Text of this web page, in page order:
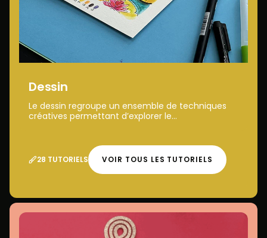
Dessin
Le dessin regroupe un ensemble de techniques
créatives permettant d’explorer le...
28 TUTORIELS VOIR TOUS LES TUTORIELS